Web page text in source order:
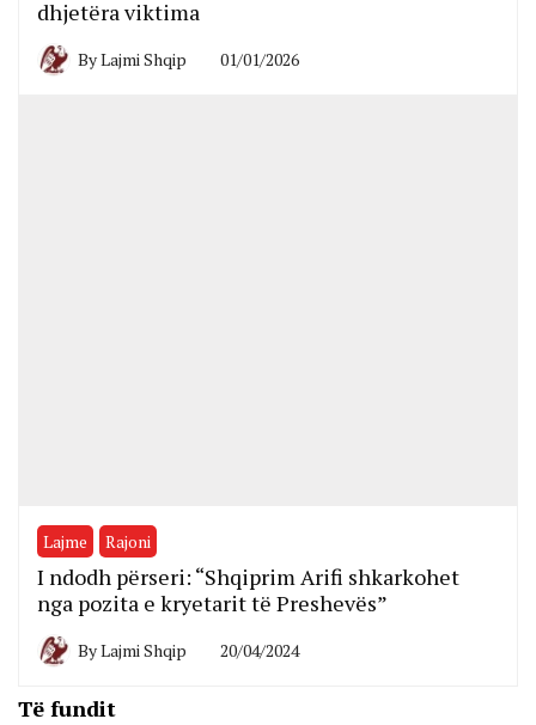
dhjetëra viktima
ByLajmi Shqip 01/01/2026
Lajme Rajoni
I ndodh përseri: “Shqiprim Arifi shkarkohet
nga pozita e kryetarit të Preshevës”
ByLajmi Shqip 20/04/2024
Të fundit